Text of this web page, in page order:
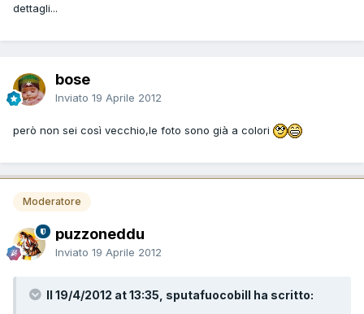
dettagli...
bose
Inviato 19 Aprile 2012
però non sei così vecchio,le foto sono già a colori
Moderatore
puzzoneddu
Inviato 19 Aprile 2012
Il 19/4/2012 at 13:35, sputafuocobill ha scritto: